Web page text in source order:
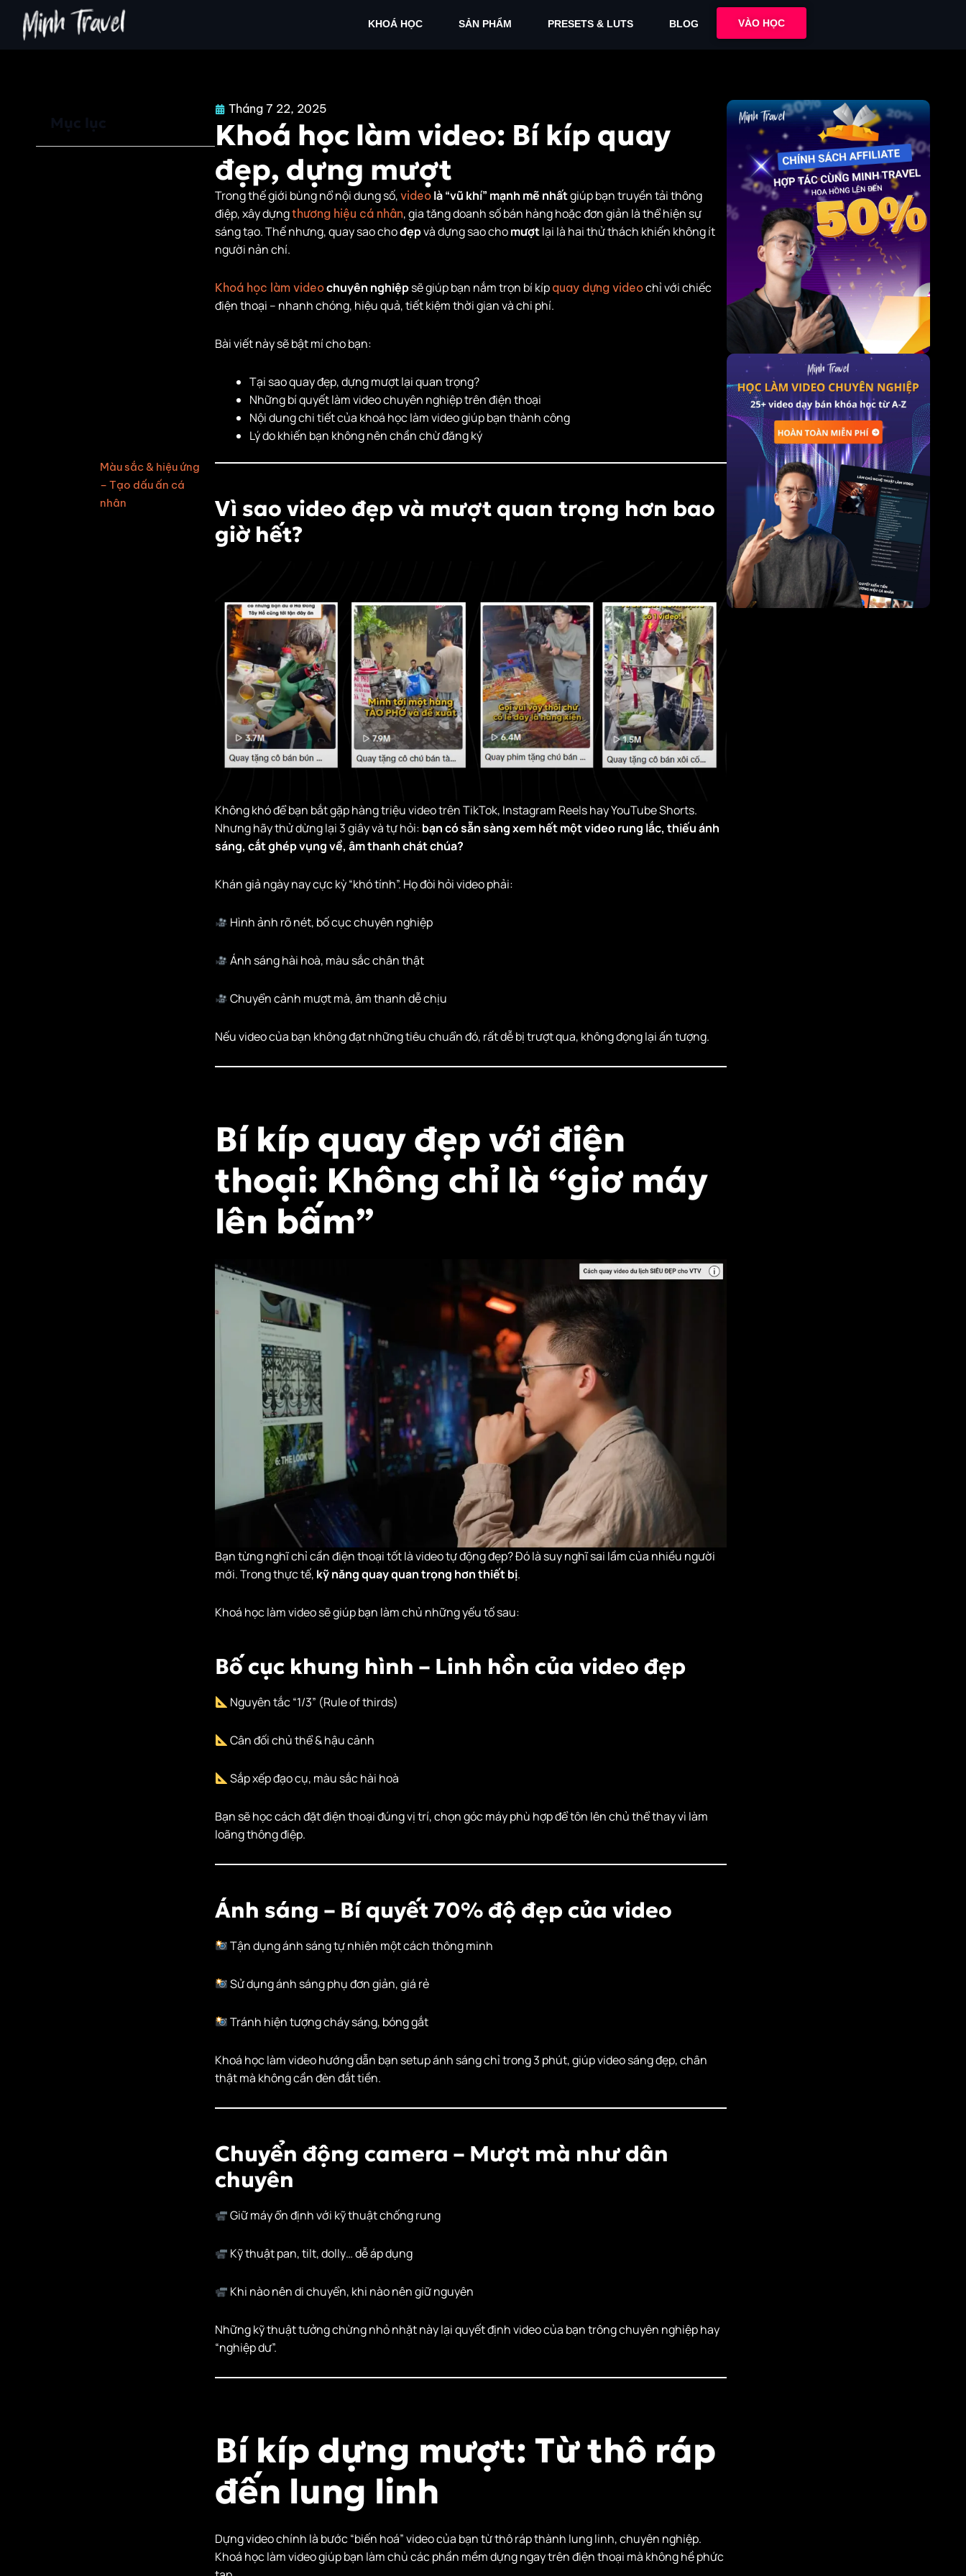
KHOÁ HỌC SẢN PHẨM PRESETS & LUTS BLOG VÀO HỌC
Mục lục
Màu sắc & hiệu ứng
– Tạo dấu ấn cá
nhân
Tháng 7 22, 2025
Khoá học làm video: Bí kíp quay
đẹp, dựng mượt
Trong thế giới bùng nổ nội dung số, videolà “vũ khí” mạnh mẽ nhấtgiúp bạn truyền tải thông
điệp, xây dựngthương hiệu cá nhân, gia tăng doanh số bán hàng hoặc đơn giản là thể hiện sự
sáng tạo. Thế nhưng, quay sao chođẹpvà dựng sao chomượtlại là hai thử thách khiến không ít
người nản chí.
Khoá học làm videochuyên nghiệpsẽ giúp bạn nắm trọn bí kíp quay dựng videochỉ với chiếc
điện thoại – nhanh chóng, hiệu quả, tiết kiệm thời gian và chi phí.
Bài viết này sẽ bật mí cho bạn:
Tại sao quay đẹp, dựng mượt lại quan trọng?
Những bí quyết làm video chuyên nghiệp trên điện thoại
Nội dung chi tiết của khoá học làm video giúp bạn thành công
Lý do khiến bạn không nên chần chừ đăng ký
Vì sao video đẹp và mượtquan trọng hơn bao
giờ hết?
Không khó để bạn bắt gặp hàng triệu video trên TikTok, Instagram Reels hay YouTube Shorts.
Nhưng hãy thử dừng lại 3 giây và tự hỏi: bạn có sẵn sàng xem hết một video rung lắc, thiếu ánh
sáng, cắt ghép vụng về, âm thanh chát chúa?
Khán giả ngày nay cực kỳ “khó tính”. Họ đòi hỏi video phải:
Hình ảnh rõ nét, bố cục chuyên nghiệp
Ánh sáng hài hoà, màu sắc chân thật
Chuyển cảnh mượt mà, âm thanh dễ chịu
Nếu video của bạn không đạt những tiêu chuẩn đó, rất dễ bị trượt qua, không đọng lại ấn tượng.
Bí kíp quay đẹp với điện
thoại: Không chỉ là “giơ máy
lên bấm”
Bạn từng nghĩ chỉ cần điện thoại tốt là video tự động đẹp? Đó là suy nghĩ sai lầm của nhiều người
mới. Trong thực tế, kỹ năng quay quan trọng hơn thiết bị.
Khoá học làm video sẽ giúp bạn làm chủ những yếu tố sau:
Bố cục khung hình – Linh hồn của video đẹp
Nguyên tắc “1/3” (Rule of thirds)
Cân đối chủ thể & hậu cảnh
Sắp xếp đạo cụ, màu sắc hài hoà
Bạn sẽ học cách đặt điện thoại đúng vị trí, chọn góc máy phù hợp để tôn lên chủ thể thay vì làm
loãng thông điệp.
Ánh sáng – Bí quyết 70% độ đẹp của video
Tận dụng ánh sáng tự nhiên một cách thông minh
Sử dụng ánh sáng phụ đơn giản, giá rẻ
Tránh hiện tượng cháy sáng, bóng gắt
Khoá học làm video hướng dẫn bạn setup ánh sáng chỉ trong 3 phút, giúp video sáng đẹp, chân
thật mà không cần đèn đắt tiền.
Chuyển động camera – Mượt mà như dân
chuyên
Giữ máy ổn định với kỹ thuật chống rung
Kỹ thuật pan, tilt, dolly… dễ áp dụng
Khi nào nên di chuyển, khi nào nên giữ nguyên
Những kỹ thuật tưởng chừng nhỏ nhặt này lại quyết định video của bạn trông chuyên nghiệp hay
“nghiệp dư”.
Bí kíp dựng mượt: Từ thô ráp
đến lung linh
Dựng video chính là bước “biến hoá” video của bạn từ thô ráp thành lung linh, chuyên nghiệp.
Khoá học làm video giúp bạn làm chủ các phần mềm dựng ngay trên điện thoại mà không hề phức